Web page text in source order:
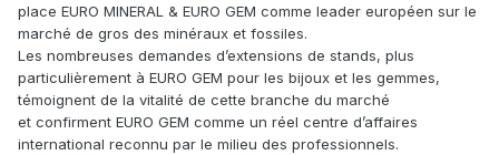
place EURO MINERAL & EURO GEM comme leader européen sur le
marché de gros des minéraux et fossiles.
Les nombreuses demandes d’extensions de stands, plus
particulièrement à EURO GEM pour les bijoux et les gemmes,
témoignent de la vitalité de cette branche du marché
et confirment EURO GEM comme un réel centre d’affaires
international reconnu par le milieu des professionnels.